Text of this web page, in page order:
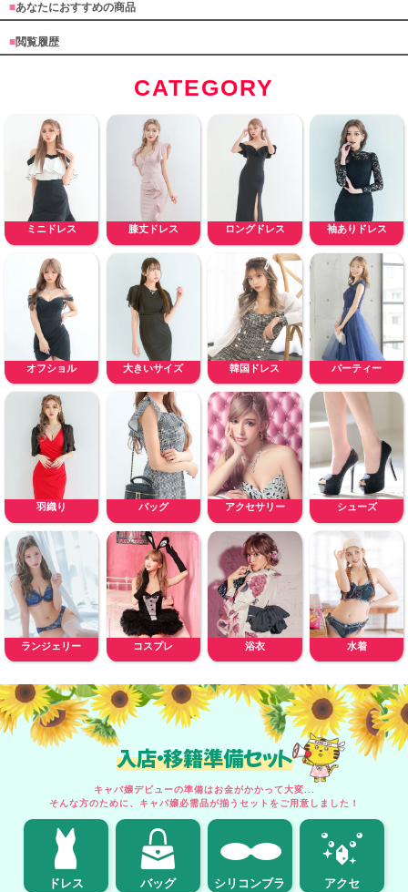
■あなたにおすすめの商品
■閲覧履歴
CATEGORY
ミニドレス 膝丈ドレス ロングドレス 袖ありドレス
オフショル 大きいサイズ 韓国ドレス パーティー
羽織り バッグ アクセサリー シューズ
ランジェリー コスプレ 浴衣 水着
入店・移籍準備セット
キャバ嬢デビューの準備はお金がかかって大変...
そんな方のために、キャバ嬢必需品が揃うセットをご用意しました！
ドレス バッグ シリコンブラ アクセ